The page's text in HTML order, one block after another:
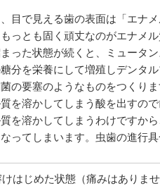
目で見える歯の表面は「エナ
っとも固く頑丈なのがエナメル
った状態が続くと、ミュータ
分を栄養にして増殖しデンタ
の要塞のようなものをつくりま
を溶かしてしまう酸を出すの
を溶かしてしまうわけですか
ってしまいます。虫歯の進行
はじめた状態（痛みはありませ